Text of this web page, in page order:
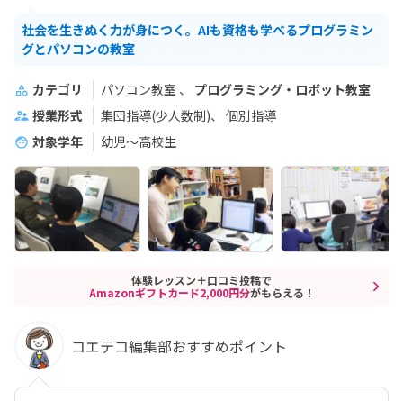
社会を生きぬく力が身につく。AIも資格も学べるプログラミン
グとパソコンの教室
カテゴリ パソコン教室
プログラミング・ロボット教室
授業形式
集団指導(少人数制)
個別指導
対象学年
幼児～高校生
体験レッスン＋口コミ投稿で
Amazonギフトカード2,000円分がもらえる！
コエテコ編集部おすすめポイント